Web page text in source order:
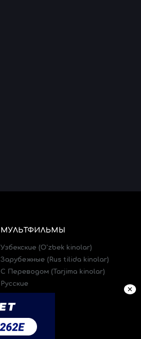
МУЛЬТФИЛЬМЫ
Узбекские (O'zbek kinolar)
Зарубежные (Rus tilida kinolar)
C Переводом (Tarjima kinolar)
Русские
✕